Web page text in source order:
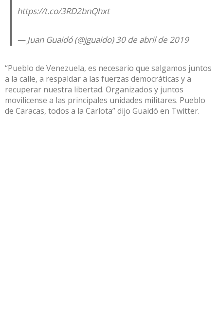
https://t.co/3RD2bnQhxt
— Juan Guaidó (@jguaido)30 de abril de 2019
“Pueblo de Venezuela, es necesario que salgamos juntos
a la calle, a respaldar a las fuerzas democráticas y a
recuperar nuestra libertad. Organizados y juntos
movilicense a las principales unidades militares. Pueblo
de Caracas, todos a la Carlota” dijo Guaidó en Twitter.